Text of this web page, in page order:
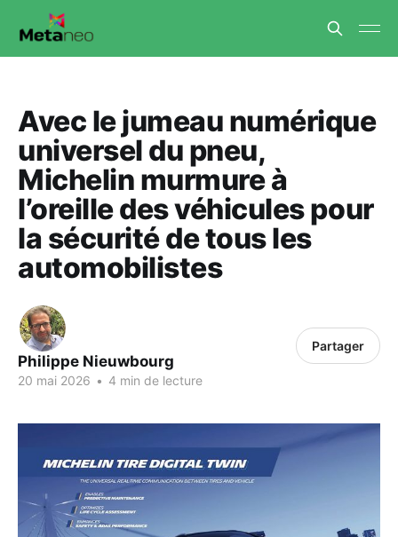
Avec le jumeau numérique
universel du pneu,
Michelin murmure à
l’oreille des véhicules pour
la sécurité de tous les
automobilistes
Philippe Nieuwbourg
20 mai 2026 • 4 min de lecture
Partager